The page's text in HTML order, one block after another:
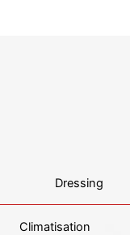
Dressing
Climatisation